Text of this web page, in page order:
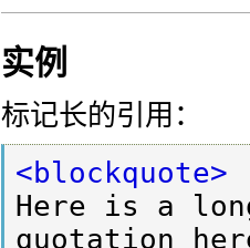
实例
标记长的引用：
<blockquote>
Here is a
quotation